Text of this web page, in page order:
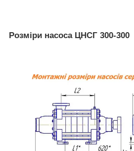
Розміри насоса ЦНСГ 300-300